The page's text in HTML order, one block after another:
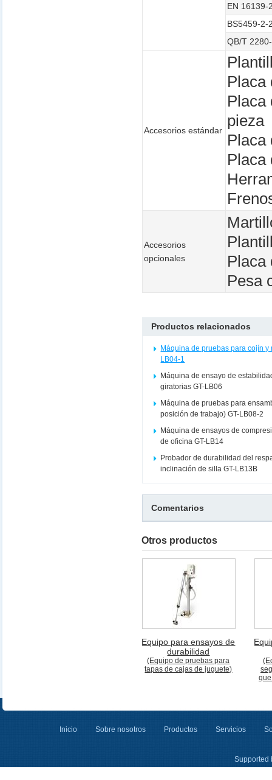
EN 16139-
BS5459-2-
QB/T
Accesorios estándar
Placa
Placa
pieza
Placa
Placa
Accesorios
opcionales
Placa
Pesa
Productos relacionados
Máquina de pruebas para cojín y
LB04-1
Máquina de ensayo de
giratorias GT-LB06
Máquina de pruebas para
posición de trabajo) GT-LB08-2
Máquina de ensayos de
de oficina GT-LB14
Probador de durabilidad del
inclinación de silla GT-LB13B
Comentarios
Otros productos
Equipo para ensayos de
durabilidad
(Equipo de pruebas para
tapas de cajas de juguete)
Inicio Sobre nosotros Productos Servicios
Supported